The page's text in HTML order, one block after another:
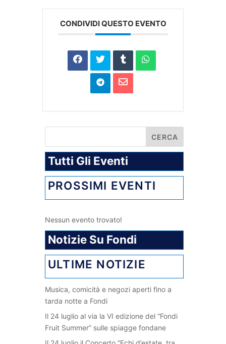
CONDIVIDI QUESTO EVENTO
Tutti Gli Eventi
PROSSIMI EVENTI
Nessun evento trovato!
Notizie Su Fondi
ULTIME NOTIZIE
Musica, comicità e negozi aperti fino a
tarda notte a Fondi
Il 24 luglio al via la VI edizione del “Fondi
Fruit Summer” sulle spiagge fondane